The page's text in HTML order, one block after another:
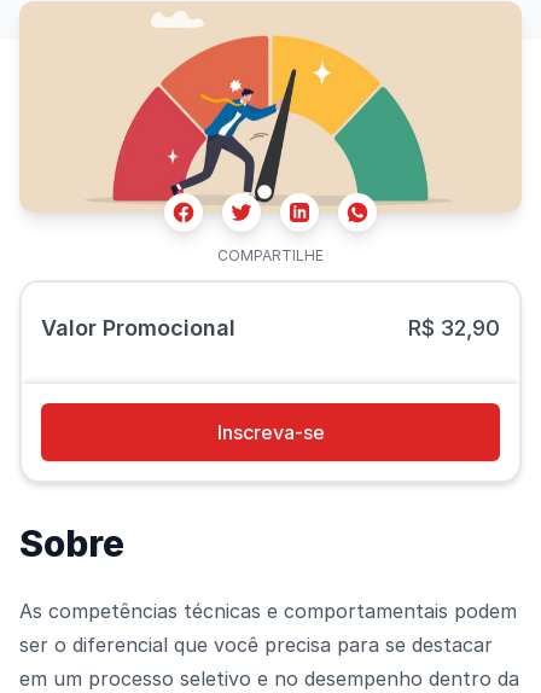
FacebookTwitterLinkedinWhatsapp
COMPARTILHE
Valor Promocional R$ 32,90
Inscreva-se
Sobre
As competências técnicas e comportamentais podem
ser o diferencial que você precisa para se destacar
em um processo seletivo e no desempenho dentro da